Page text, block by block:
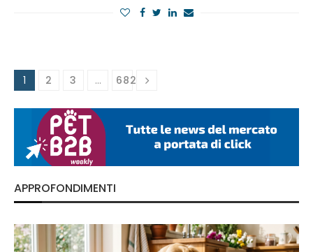
1 2 3 … 682
APPROFONDIMENTI